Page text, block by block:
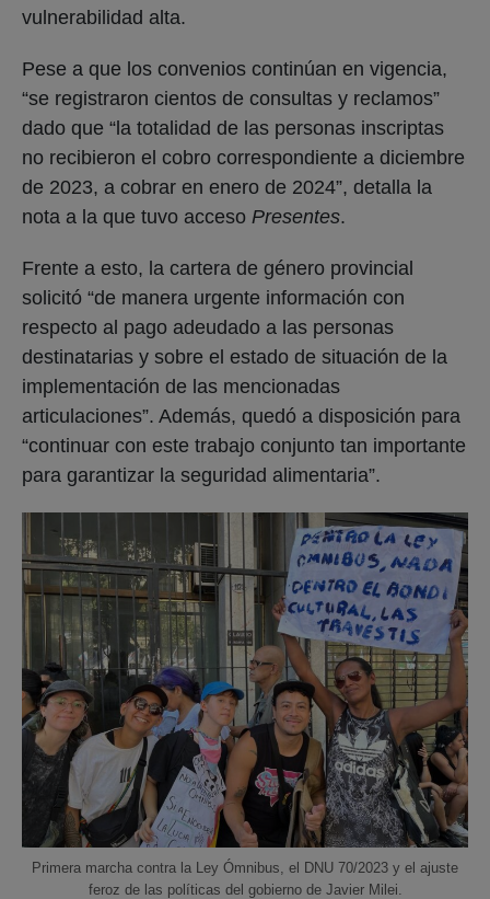
vulnerabilidad alta.
Pese a que los convenios continúan en vigencia,
“se registraron cientos de consultas y reclamos”
dado que “la totalidad de las personas inscriptas
no recibieron el cobro correspondiente a diciembre
de 2023, a cobrar en enero de 2024”, detalla la
nota a la que tuvo acceso Presentes.
Frente a esto, la cartera de género provincial
solicitó “de manera urgente información con
respecto al pago adeudado a las personas
destinatarias y sobre el estado de situación de la
implementación de las mencionadas
articulaciones”. Además, quedó a disposición para
“continuar con este trabajo conjunto tan importante
para garantizar la seguridad alimentaria”.
Primera marcha contra la Ley Ómnibus, el DNU 70/2023 y el ajuste
feroz de las políticas del gobierno de Javier Milei.